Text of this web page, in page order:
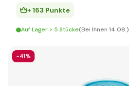
+ 163 Punkte
Auf Lager > 5 Stücke(Bei Ihnen 14.08.)
-41%